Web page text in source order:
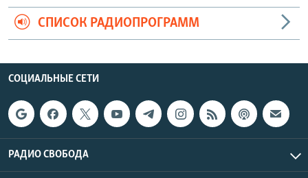
СПИСОК РАДИОПРОГРАММ
СОЦИАЛЬНЫЕ СЕТИ
РАДИО СВОБОДА